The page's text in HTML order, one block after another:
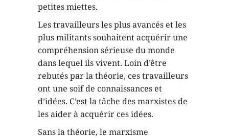
petites miettes.
Les travailleurs les plus avancés et les
plus militants souhaitent acquérir une
compréhension sérieuse du monde
dans lequel ils vivent. Loin d’être
rebutés par la théorie, ces travailleurs
ont une soif de connaissances et
d’idées. C’est la tâche des marxistes de
les aider à acquérir ces idées.
Sans la théorie, le marxisme